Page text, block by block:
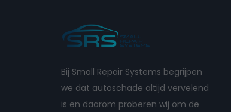
Bij Small Repair Systems begrijpen
we dat autoschade altijd vervelend
is en daarom proberen wij om de